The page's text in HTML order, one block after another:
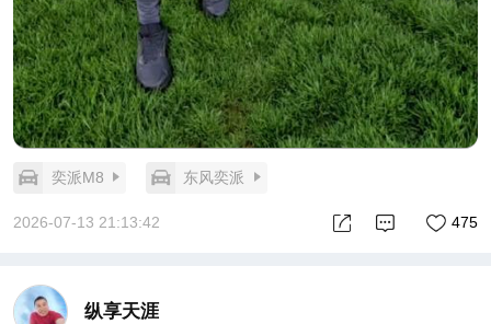
奕派M8 东风奕派
2026-07-13 21:13:42 475
纵享天涯